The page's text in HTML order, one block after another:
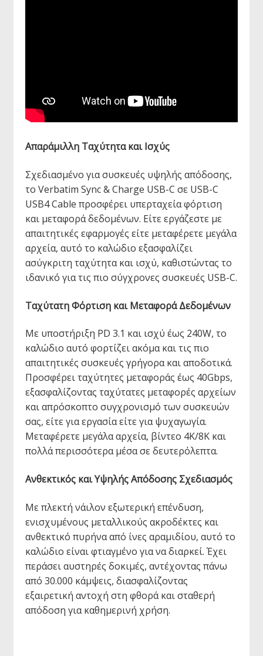
Απαράμιλλη Ταχύτητα και Ισχύς
Σχεδιασμένο για συσκευές υψηλής απόδοσης,
το Verbatim Sync & Charge USB-C σε USB-C
USB4 Cable προσφέρει υπερταχεία φόρτιση
και μεταφορά δεδομένων. Είτε εργάζεστε με
απαιτητικές εφαρμογές είτε μεταφέρετε μεγάλα
αρχεία, αυτό το καλώδιο εξασφαλίζει
ασύγκριτη ταχύτητα και ισχύ, καθιστώντας το
ιδανικό για τις πιο σύγχρονες συσκευές USB-C.
Ταχύτατη Φόρτιση και Μεταφορά Δεδομένων
Με υποστήριξη PD 3.1 και ισχύ έως 240W, το
καλώδιο αυτό φορτίζει ακόμα και τις πιο
απαιτητικές συσκευές γρήγορα και αποδοτικά.
Προσφέρει ταχύτητες μεταφοράς έως 40Gbps,
εξασφαλίζοντας ταχύτατες μεταφορές αρχείων
και απρόσκοπτο συγχρονισμό των συσκευών
σας, είτε για εργασία είτε για ψυχαγωγία.
Μεταφέρετε μεγάλα αρχεία, βίντεο 4K/8K και
πολλά περισσότερα μέσα σε δευτερόλεπτα.
Ανθεκτικός και Υψηλής Απόδοσης Σχεδιασμός
Με πλεκτή νάιλον εξωτερική επένδυση,
ενισχυμένους μεταλλικούς ακροδέκτες και
ανθεκτικό πυρήνα από ίνες αραμιδίου, αυτό το
καλώδιο είναι φτιαγμένο για να διαρκεί. Έχει
περάσει αυστηρές δοκιμές, αντέχοντας πάνω
από 30.000 κάμψεις, διασφαλίζοντας
εξαιρετική αντοχή στη φθορά και σταθερή
απόδοση για καθημερινή χρήση.